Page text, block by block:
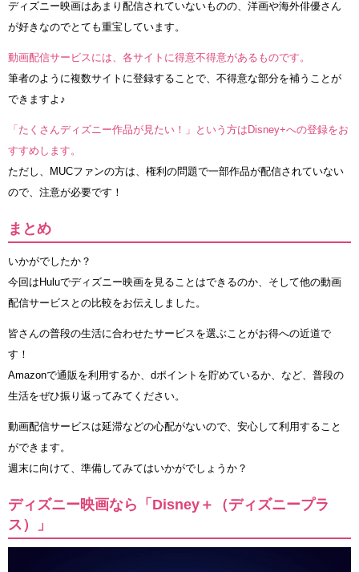
ディズニー映画はあまり配信されていないものの、洋画や海外俳優さん
が好きなのでとても重宝しています。
動画配信サービスには、各サイトに得意不得意があるものです。
筆者のように複数サイトに登録することで、不得意な部分を補うことが
できますよ♪
「たくさんディズニー作品が見たい！」という方はDisney+への登録をお
すすめします。
ただし、MUCファンの方は、権利の問題で一部作品が配信されていない
ので、注意が必要です！
まとめ
いかがでしたか？
今回はHuluでディズニー映画を見ることはできるのか、そして他の動画
配信サービスとの比較をお伝えしました。
皆さんの普段の生活に合わせたサービスを選ぶことがお得への近道で
す！
Amazonで通販を利用するか、dポイントを貯めているか、など、普段の
生活をぜひ振り返ってみてください。
動画配信サービスは延滞などの心配がないので、安心して利用すること
ができます。
週末に向けて、準備してみてはいかがでしょうか？
ディズニー映画なら「Disney＋（ディズニープラ
ス）」